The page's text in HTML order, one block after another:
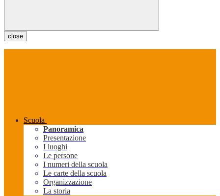
close
Scuola
Panoramica
Presentazione
I luoghi
Le persone
I numeri della scuola
Le carte della scuola
Organizzazione
La storia